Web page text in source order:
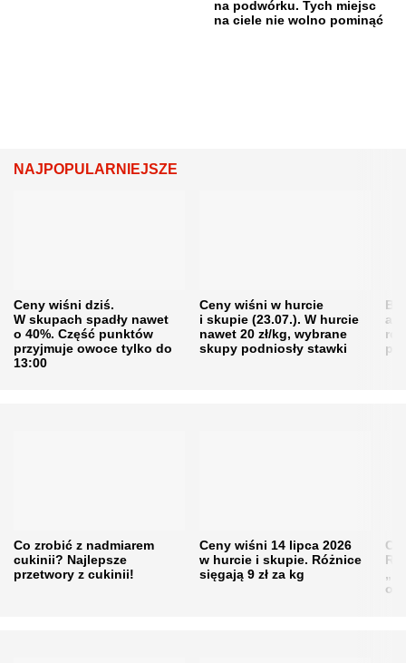
na podwórku. Tych miejsc
na ciele nie wolno pominąć
NAJPOPULARNIEJSZE
Ceny wiśni dziś.
W skupach spadły nawet
o 40%. Część punktów
przyjmuje owoce tylko do
13:00
Ceny wiśni w hurcie
i skupie (23.07.). W hurcie
nawet 20 zł/kg, wybrane
skupy podniosły stawki
Co zrobić z nadmiarem
cukinii? Najlepsze
przetwory z cukinii!
Ceny wiśni 14 lipca 2026
w hurcie i skupie. Różnice
sięgają 9 zł za kg